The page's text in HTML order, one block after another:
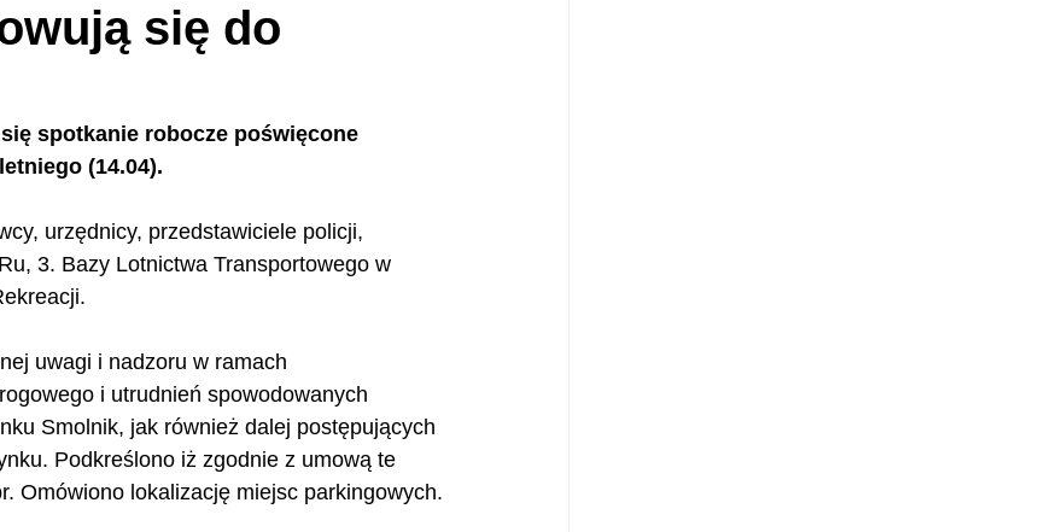
się do
spotkanie robocze poświęcone
(14.04).
urzędnicy, przedstawiciele policji,
3. Bazy Lotnictwa Transportowego w
uwagi i nadzoru w ramach
i utrudnień spowodowanych
Smolnik, jak również dalej postępujących
Podkreślono iż zgodnie z umową te
Omówiono lokalizację miejsc parkingowych.